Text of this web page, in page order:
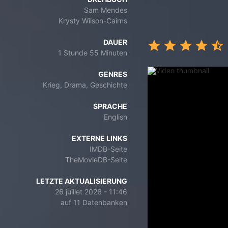
Sam Mendes
Krysty Wilson-Cairns
DAUER
1 Stunde 55 Minuten
GENRES
Krieg, Drama, Geschichte
SPRACHE
English
EXTERNE LINKS
IMDB-Seite
TheMovieDB-Seite
LETZTE AKTUALISIERUNG
26 juillet 2026 - 11:46
auf 11 Datenbanken